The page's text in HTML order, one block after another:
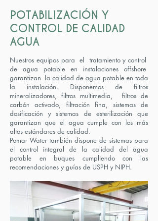
POTABILIZACIÓN Y
CONTROL DE CALIDAD
AGUA
Nuestros equipos para el tratamiento y control
de agua potable en instalaciones offshore
garantizan la calidad de agua potable en toda
la instalación. Disponemos de filtros
mineralizadores, filtros multimedia, filtros de
carbón activado, filtración fina, sistemas de
dosificación y sistemas de esterilización que
garantizan que el agua cumple con los más
altos estándares de calidad.
Pomar Water también dispone de sistemas para
el control integral de la calidad del agua
potable en buques cumpliendo con las
recomendaciones y guías de USPH y NIPH.